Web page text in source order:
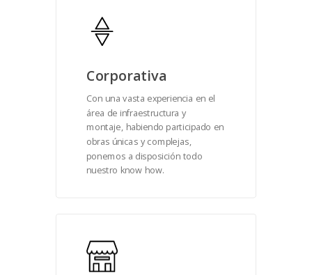
Corporativa
Con una vasta experiencia en el
área de infraestructura y
montaje, habiendo participado en
obras únicas y complejas,
ponemos a disposición todo
nuestro know how.